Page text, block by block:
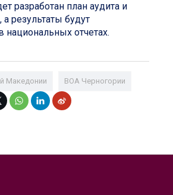
разработан план аудита и
а результаты будут
национальных отчетах.
Македонии ВОА Черногории